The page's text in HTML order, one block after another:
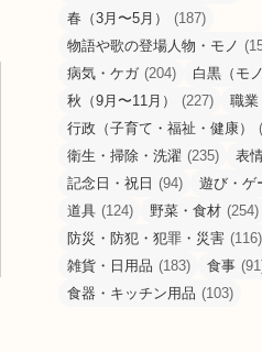
春（3月〜5月）
(187)
物語や歌の登場人物・モノ
病気・ケガ (204) 白黒（モ
秋（9月〜11月）
(227) 職業
行政（子育て・福祉・健康）
衛生・掃除・洗濯 (235) 表
記念日・祝日 (94) 遊び・ゲ
道具 (124) 野菜・食材 (254)
防災・防犯・犯罪・災害 (116)
雑貨・日用品 (183) 食事
食器・キッチン用品 (103)